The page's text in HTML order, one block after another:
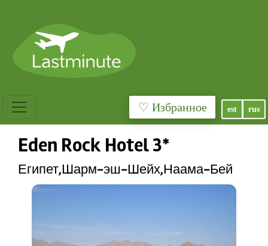
♡ Избранное est rus
Eden Rock Hotel 3*
Египет,Шарм-эш-Шейх,Наама-Бей